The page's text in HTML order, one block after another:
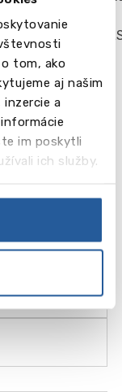
tom, ako
aj našim
a
im poskytli
ich služby.
všetkých
štandardy
záujem a
CENA sa
obedovým